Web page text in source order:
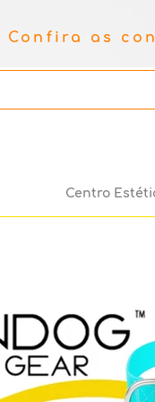
Confira as
Centro